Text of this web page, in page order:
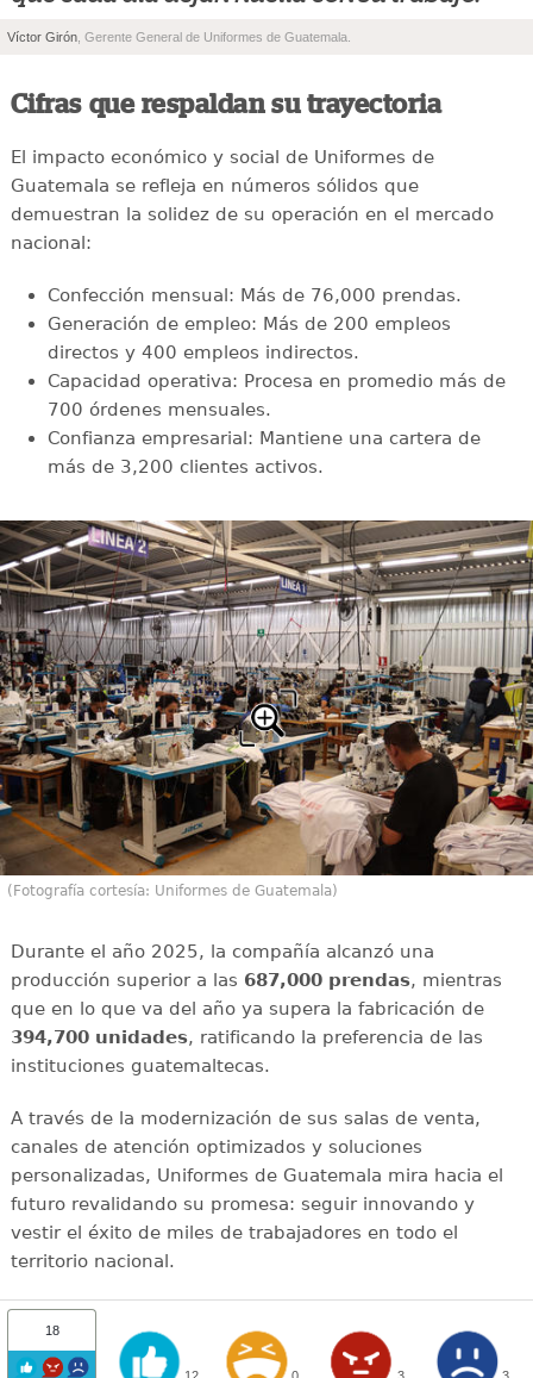
Víctor Girón , Gerente General de Uniformes de Guatemala.
Cifras que respaldan su trayectoria
El impacto económico y social de Uniformes de
Guatemala se refleja en números sólidos que
demuestran la solidez de su operación en el mercado
nacional:
Confección mensual: Más de 76,000 prendas.
Generación de empleo: Más de 200 empleos
directos y 400 empleos indirectos.
Capacidad operativa: Procesa en promedio más de
700 órdenes mensuales.
Confianza empresarial: Mantiene una cartera de
más de 3,200 clientes activos.
(Fotografía cortesía: Uniformes de Guatemala)
Durante el año 2025, la compañía alcanzó una
producción superior a las 687,000 prendas, mientras
que en lo que va del año ya supera la fabricación de
394,700 unidades, ratificando la preferencia de las
instituciones guatemaltecas.
A través de la modernización de sus salas de venta,
canales de atención optimizados y soluciones
personalizadas, Uniformes de Guatemala mira hacia el
futuro revalidando su promesa: seguir innovando y
vestir el éxito de miles de trabajadores en todo el
territorio nacional.
18